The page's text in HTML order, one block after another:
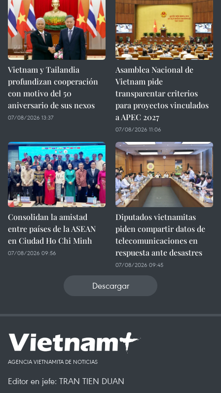
Vietnam y Tailandia
profundizan cooperación
con motivo del 50
aniversario de sus nexos
07/08/2026 13:37
Asamblea Nacional de
Vietnam pide
transparentar criterios
para proyectos vinculados
a APEC 2027
07/08/2026 11:06
Consolidan la amistad
entre países de la ASEAN
en Ciudad Ho Chi Minh
07/08/2026 09:56
Diputados vietnamitas
piden compartir datos de
telecomunicaciones en
respuesta ante desastres
07/08/2026 09:45
Descargar
AGENCIA VIETNAMITA DE NOTICIAS
Editor en jefe: TRAN TIEN DUAN